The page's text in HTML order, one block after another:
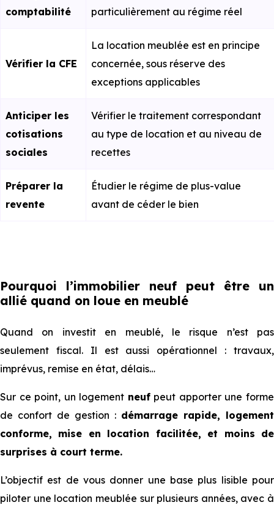
comptabilité
particulièrement au régime réel
Vérifier la CFE
La location meublée est en principe
concernée, sous réserve des
exceptions applicables
Anticiper les
cotisations
sociales
Vérifier le traitement correspondant
au type de location et au niveau de
recettes
Préparer la
revente
Étudier le régime de plus-value
avant de céder le bien
Pourquoi l’immobilier neuf peut être un
allié quand on loue en meublé
Quand on investit en meublé, le risque n’est pas
seulement fiscal. Il est aussi opérationnel : travaux,
imprévus, remise en état, délais…
Sur ce point, un logement neufpeut apporter une forme
de confort de gestion : démarrage rapide, logement
conforme, mise en location facilitée, et moins de
surprises à court terme.
L’objectif est de vous donner une base plus lisible pour
piloter une location meublée sur plusieurs années, avec à